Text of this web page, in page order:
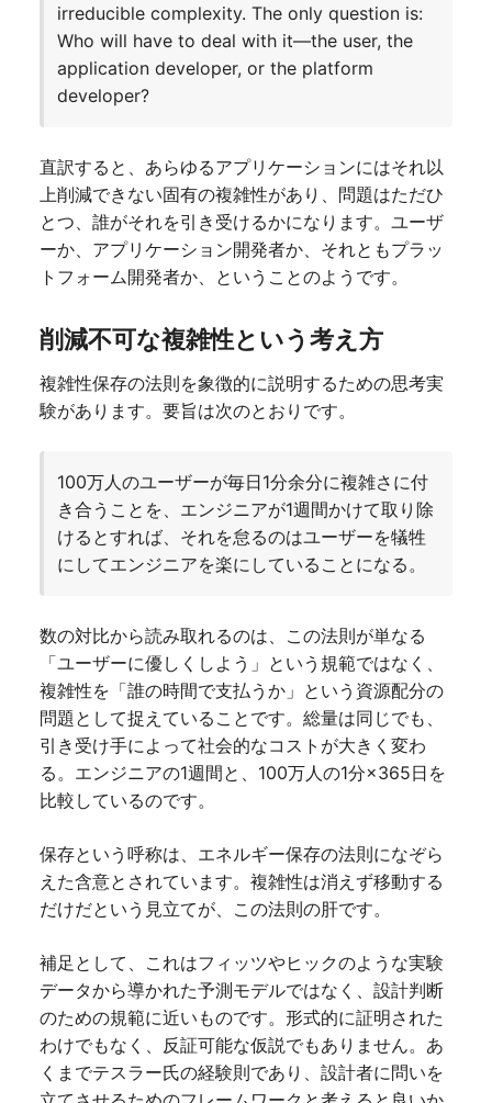
irreducible complexity. The only question is:
Who will have to deal with it—the user, the
application developer, or the platform
developer?
直訳すると、あらゆるアプリケーションにはそれ以
上削減できない固有の複雑性があり、問題はただひ
とつ、誰がそれを引き受けるかになります。ユーザ
ーか、アプリケーション開発者か、それともプラッ
トフォーム開発者か、ということのようです。
削減不可な複雑性という考え方
複雑性保存の法則を象徴的に説明するための思考実
験があります。要旨は次のとおりです。
100万人のユーザーが毎日1分余分に複雑さに付
き合うことを、エンジニアが1週間かけて取り除
けるとすれば、それを怠るのはユーザーを犠牲
にしてエンジニアを楽にしていることになる。
数の対比から読み取れるのは、この法則が単なる
「ユーザーに優しくしよう」という規範ではなく、
複雑性を「誰の時間で支払うか」という資源配分の
問題として捉えていることです。総量は同じでも、
引き受け手によって社会的なコストが大きく変わ
る。エンジニアの1週間と、100万人の1分×365日を
比較しているのです。
保存という呼称は、エネルギー保存の法則になぞら
えた含意とされています。複雑性は消えず移動する
だけだという見立てが、この法則の肝です。
補足として、これはフィッツやヒックのような実験
データから導かれた予測モデルではなく、設計判断
のための規範に近いものです。形式的に証明された
わけでもなく、反証可能な仮説でもありません。あ
くまでテスラー氏の経験則であり、設計者に問いを